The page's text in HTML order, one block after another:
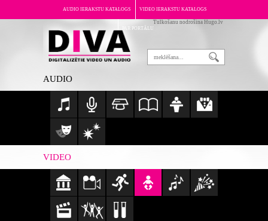
AUDIO IERAKSTU KATALOGS VIDEO IERAKSTU KATALOGS
PAR PORTĀLU
Tulkošanu nodrošina Hugo.lv
AUDIO
VIDEO